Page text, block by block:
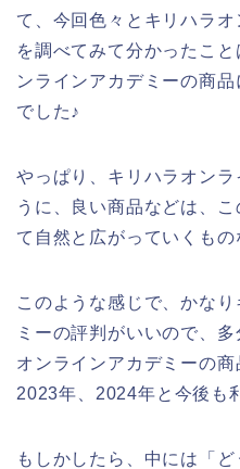
て、今回色々とキリハラ
を調べてみて分かったこ
ンラインアカデミーの商
でした♪
やっぱり、キリハラオン
うに、良い商品などは、
て自然と広がっていくもの
このような感じで、かな
ミーの評判がいいので、
オンラインアカデミーの
2023年、2024年と今後も
もしかしたら、中には「